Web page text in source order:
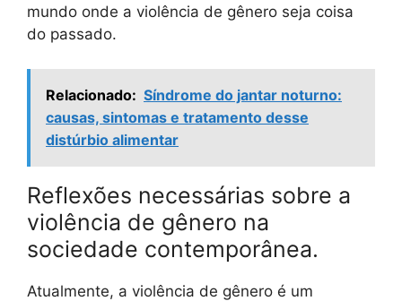
mundo onde a violência de gênero seja coisa
do passado.
Relacionado: Síndrome do jantar noturno:
causas, sintomas e tratamento desse
distúrbio alimentar
Reflexões necessárias sobre a
violência de gênero na
sociedade contemporânea.
Atualmente, a violência de gênero é um